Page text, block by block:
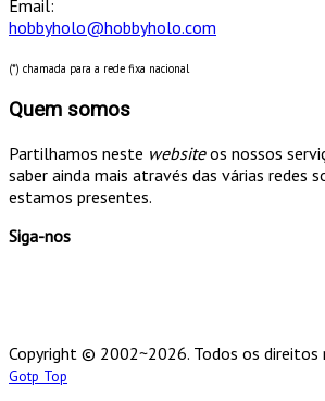
Email:
hobbyholo@hobbyholo.com
(*) chamada para a rede fixa nacional
Quem somos
Partilhamos neste websiteos nossos
saber ainda mais através das várias redes
estamos presentes.
Siga-nos
Copyright © 2002~2026. Todos os direitos
Gotp Top